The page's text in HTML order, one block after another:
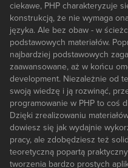
ciekawe, PHP charakteryzuje
konstrukcją, że nie wymaga
języka. Ale bez obaw - w
podstawowych materiałów.
najbardziej podstawowych
zaawansowane, aż w końcu
development. Niezależnie od
swoją wiedzę i ją rozwinąć,
programowanie w PHP to coś
Dzięki zrealizowaniu
dowiesz się jak wydajnie
pracy, ale zdobędziesz też
teoretyczną popartą
tworzenia bardzo prostych